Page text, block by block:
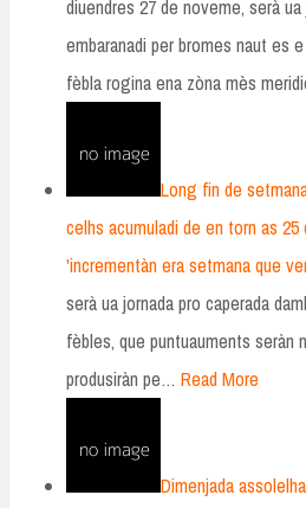
diuendres 27 de noveme, serà
embaranadi per bromes naut es
fèbla rogina ena zòna mès
Long fin de
celhs acumuladi de en torn as 25
'incrementàn era setmana que
serà ua jornada pro caperada
fèbles, que puntuauments seràn
produsiràn pe… Read More
Dimenjada